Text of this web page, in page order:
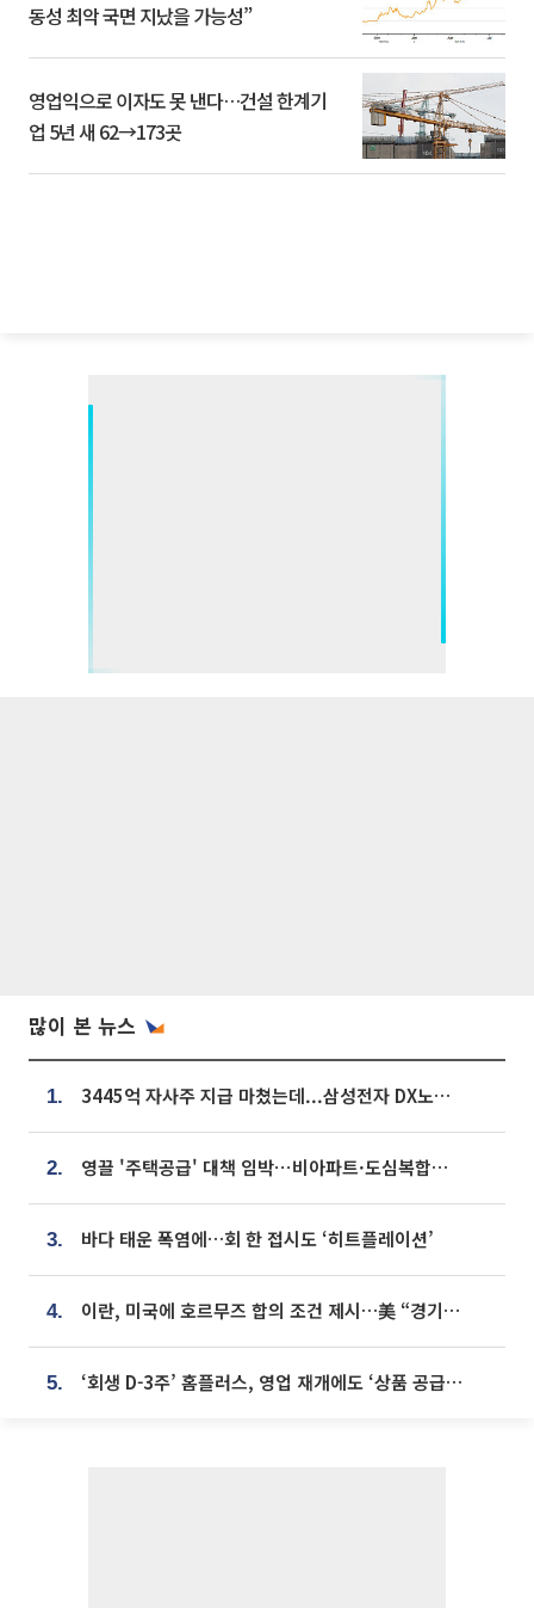
동성 최악 국면 지났을 가능성”
영업익으로 이자도 못 낸다…건설 한계기
업 5년 새 62→173곳
많이 본 뉴스
1. 3445억 자사주 지급 마쳤는데...삼성전자 DX노조, 뒤늦은 '떼쓰기 집회'
2. 영끌 '주택공급' 대책 임박⋯비아파트·도심복합까지 총동원
3. 바다 태운 폭염에…회 한 접시도 ‘히트플레이션’
4. 이란, 미국에 호르무즈 합의 조건 제시…美 “경기 아직 안 끝나” [종합]
5. ‘회생 D-3주’ 홈플러스, 영업 재개에도 ‘상품 공급망’ 복구가 생존 관건